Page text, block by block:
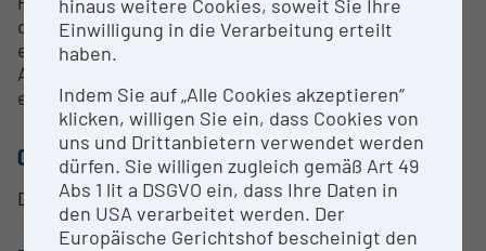
durchführen lässt. Bestandteil des Gerätes ist auch
eine entsprechende Bedienungs- und
Auswertungssoftware (OMNIC Picta-Software), inkl.
einer breiten Datenbank von FTIR-Spektren.
CONTACT PERSON
Dr.rer.nat. Marta Anghelone
hinaus weitere Cookies, soweit Sie Ihre
Einwilligung in die Verarbeitung erteilt
haben.
Indem Sie auf „Alle Cookies akzeptieren“
klicken, willigen Sie ein, dass Cookies von
uns und Drittanbietern verwendet werden
dürfen. Sie willigen zugleich gemäß Art 49
Abs 1 lit a DSGVO ein, dass Ihre Daten in
den USA verarbeitet werden. Der
Europäische Gerichtshof bescheinigt den